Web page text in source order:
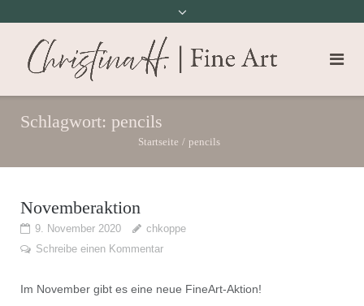
Schlagwort: pencils
Startseite / pencils
Novemberaktion
9. November 2020
chkoppe
Schreibe einen Kommentar
Im November gibt es eine neue FineArt-Aktion!